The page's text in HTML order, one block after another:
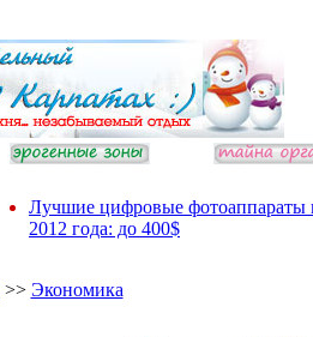
Лучшие цифровые фотоаппараты
2012 года: до 400$
>> Экономика